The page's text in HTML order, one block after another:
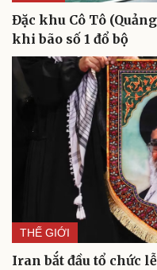
Đặc khu Cô Tô
khi bão số 1 đổ bộ
THẾ GIỚI
Iran bắt đầu tổ chức